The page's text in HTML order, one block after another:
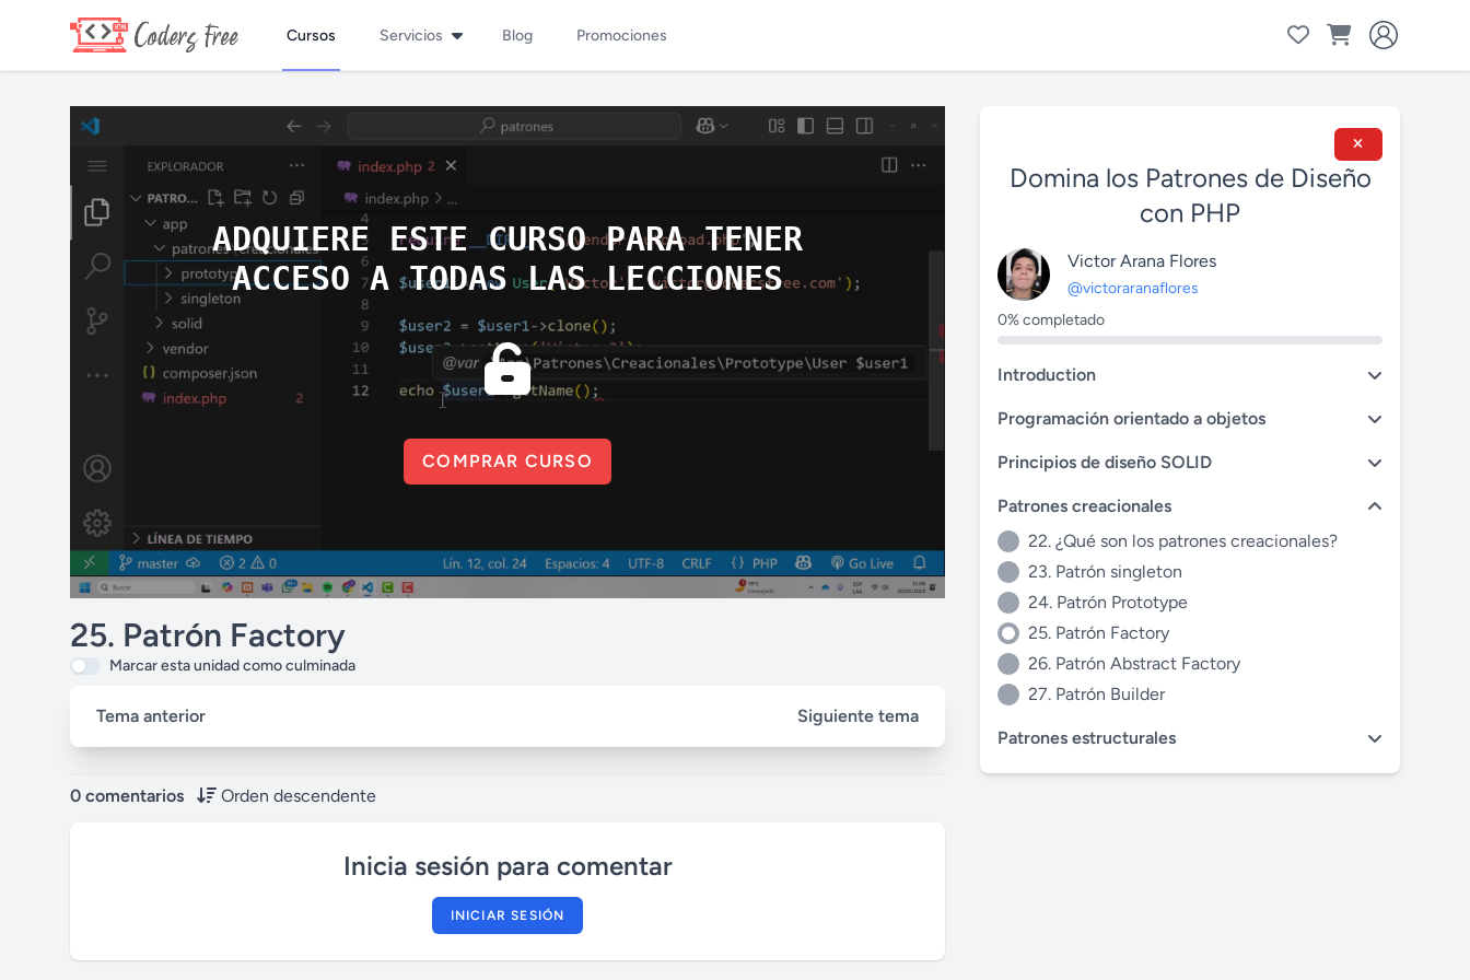
Cursos Servicios Blog Promociones
ADQUIERE ESTE CURSO PARA TENER
ACCESO A TODAS LAS LECCIONES
COMPRAR CURSO
25. Patrón Factory
Marcar esta unidad como culminada
Tema anterior Siguiente tema
0 comentarios Orden descendente
Inicia sesión para comentar
INICIAR SESIÓN
Domina los Patrones de Diseño
con PHP
Victor Arana Flores
@victoraranaflores
0% completado
Introduction
Programación orientado a objetos
Principios de diseño SOLID
Patrones creacionales
22. ¿Qué son los patrones creacionales?
23. Patrón singleton
24. Patrón Prototype
25. Patrón Factory
26. Patrón Abstract Factory
27. Patrón Builder
Patrones estructurales